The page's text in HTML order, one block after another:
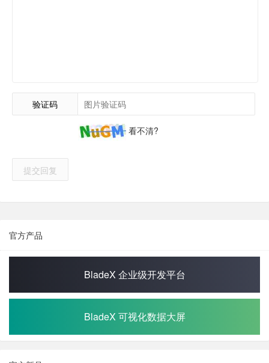
验证码
看不清?
提交回复
官方产品
BladeX 企业级开发平台
BladeX 可视化数据大屏